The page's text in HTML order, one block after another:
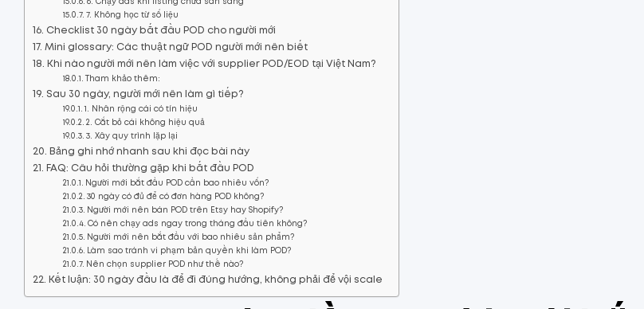
6. Chạy ads khi listing chưa sẵn sàng
7. Không học từ số liệu
Checklist 30 ngày bắt đầu POD cho người mới
Mini glossary: Các thuật ngữ POD người mới nên biết
Khi nào người mới nên làm việc với supplier POD/EOD tại Việt Nam?
Tham khảo thêm:
Sau 30 ngày, người mới nên làm gì tiếp?
1. Nhân rộng cái có tín hiệu
2. Cắt bỏ cái không hiệu quả
3. Xây quy trình lặp lại
Bảng ghi nhớ nhanh sau khi đọc bài này
FAQ: Câu hỏi thường gặp khi bắt đầu POD
Người mới bắt đầu POD cần bao nhiêu vốn?
30 ngày có đủ để có đơn hàng POD không?
Người mới nên bán POD trên Etsy hay Shopify?
Có nên chạy ads ngay trong tháng đầu tiên không?
Người mới nên bắt đầu với bao nhiêu sản phẩm?
Làm sao tránh vi phạm bản quyền khi làm POD?
Nên chọn supplier POD như thế nào?
Kết luận: 30 ngày đầu là để đi đúng hướng, không phải để vội scale